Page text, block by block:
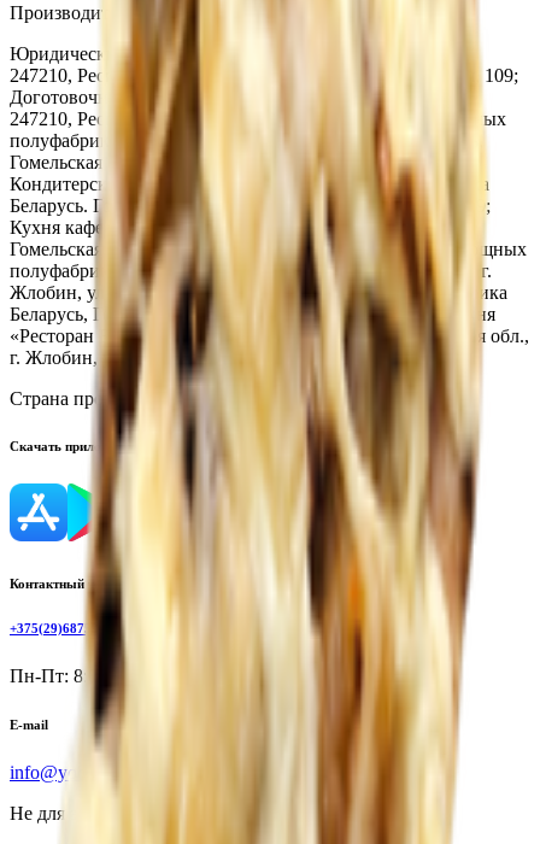
Производитель:
ООО «Торговая сеть «Продмир»
Юридический адрес:
247210, Республика Беларусь, г. Жлобин, ул. Шоссейная, 109;
Доготовочный кондитерский цех «Мир продуктов №4»
247210, Республика Беларусь, ул. К.Маркса, 2г; Цех мясных
полуфабрикатов ТРЦ «3 Желания» Республика Беларусь,
Гомельская обл., г. Жлобин, ул. Шоссейная, 109;
Кондитерский цех ТРЦ «3 Желания», 247210, Республика
Беларусь. Гомельская обл., г. Жлобин, ул. Шоссейная, 109;
Кухня кафе-бистро «3 минуты», Республика Беларусь,
Гомельская обл., г. Жлобин, ул. Шоссейная, 109; Цех овощных
полуфабрикатов, Республика Беларусь, Гомельская обл., г.
Жлобин, ул. Шоссейная, 109; Кухня «Кафе ХЗ», Республика
Беларусь, Гомельская обл., г. Жлобин, мкр.18, д. 6А; Кухня
«Ресторан R&B Crash», Республика Беларусь, Гомельская обл.,
г. Жлобин, ул. Шоссейная, 109А
Страна производства: Республика Беларусь
Скачать приложение
Контактный телефон
+375(29)6875999
Пн-Пт: 8:00 - 17:00
E-mail
info@yoda.by
Не для электронных обращений